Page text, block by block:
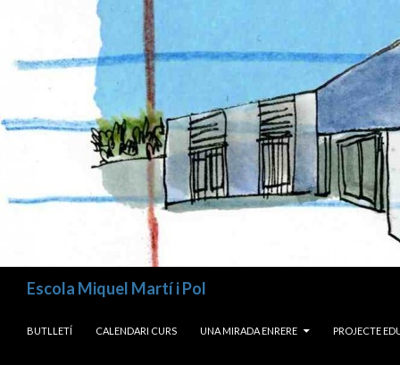
Escola Miquel Martí i Pol
BUTLLETÍ
CALENDARI CURS UNA MIRADA ENRERE PROJECTE